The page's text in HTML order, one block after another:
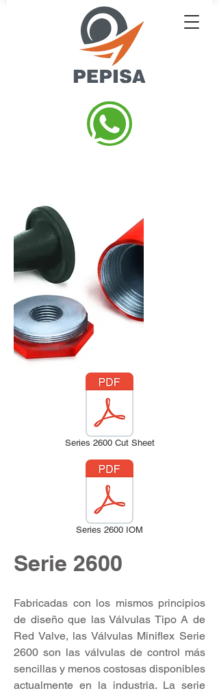
Series 2600 Cut Sheet
Series 2600 IOM
Serie 2600
Fabricadas con los mismos principios
de diseño que las Válvulas Tipo A de
Red Valve, las Válvulas Miniflex Serie
2600 son las válvulas de control más
sencillas y menos costosas disponibles
actualmente en la industria. La serie